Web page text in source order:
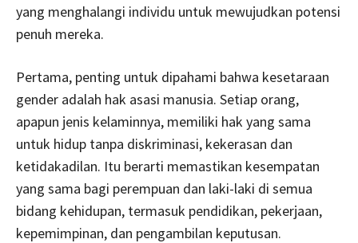
yang menghalangi individu untuk mewujudkan potensi
penuh mereka.
Pertama, penting untuk dipahami bahwa kesetaraan
gender adalah hak asasi manusia. Setiap orang,
apapun jenis kelaminnya, memiliki hak yang sama
untuk hidup tanpa diskriminasi, kekerasan dan
ketidakadilan. Itu berarti memastikan kesempatan
yang sama bagi perempuan dan laki-laki di semua
bidang kehidupan, termasuk pendidikan, pekerjaan,
kepemimpinan, dan pengambilan keputusan.